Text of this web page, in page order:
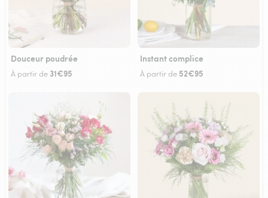
Douceur poudrée
À partir de 31€95
Instant complice
À partir de 52€95